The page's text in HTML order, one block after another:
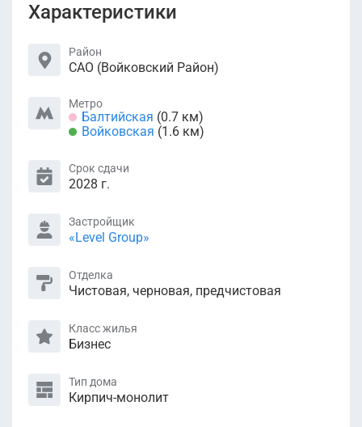
Характеристики
Район
САО (Войковский Район)
Метро
Балтийская (0.7 км)
Войковская (1.6 км)
Срок сдачи
2028 г.
Застройщик
«Level Group»
Отделка
Чистовая, черновая, предчистовая
Класс жилья
Бизнес
Тип дома
Кирпич-монолит